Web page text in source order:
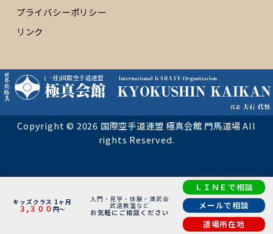
プライバシーポリシー
リンク
Copyright © 2026 国際空手道連盟 極真会館 門馬道場 All
rights Reserved.
キッズクラス 1ヶ月
３,３００ 円～
入門・見学・体験・演武会
武道教室など
お気軽にご相談ください
ＬＩＮＥで相談
メールで相談
道場所在地